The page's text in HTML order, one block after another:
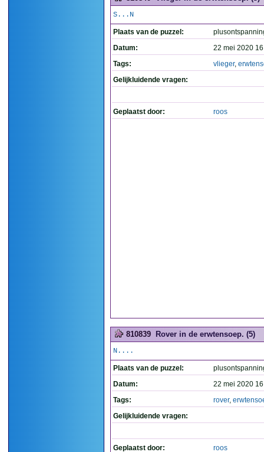
S...N
Plaats van de puzzel:
Datum:
22 mei 2020
Tags:
vlieger,
Gelijkluidende vragen:
Geplaatst door: roos
810839 Rover in de erwtensoep. (5)
N....
Plaats van de puzzel:
Datum:
22 mei 2020
Tags:
rover,
Gelijkluidende vragen:
Geplaatst door: roos